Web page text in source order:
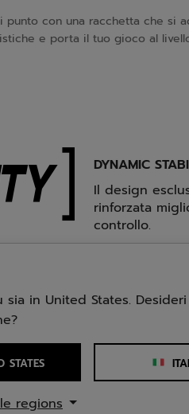
punto con una racchetta che si
e porta il tuo gioco al
DYNAMIC
Il design
rinforzata
controllo.
sia in United States.
STATES
regions